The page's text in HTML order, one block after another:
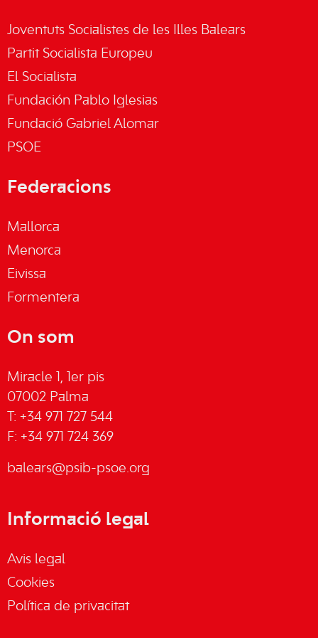
Joventuts Socialistes de les Illes Balears
Partit Socialista Europeu
El Socialista
Fundación Pablo Iglesias
Fundació Gabriel Alomar
PSOE
Federacions
Mallorca
Menorca
Eivissa
Formentera
On som
Miracle 1, 1er pis
07002 Palma
T: +34 971 727 544
F: +34 971 724 369
balears@psib-psoe.org
Informació legal
Avis legal
Cookies
Política de privacitat